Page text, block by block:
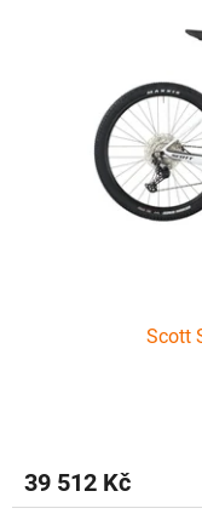
Scott
39 512 Kč